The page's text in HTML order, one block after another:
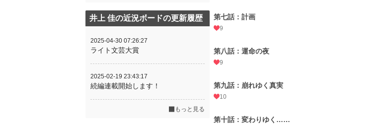
第七話：計画
9
第八話：運命の夜
9
第九話：崩れゆく真実
10
第十話：変わりゆく……
井上 佳の近況ボードの更新履歴
2025-04-30 07:26:27
ライト文芸大賞
2025-02-19 23:43:17
続編連載開始します！
もっと見る